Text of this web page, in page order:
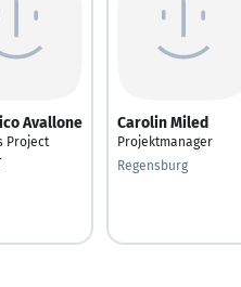
Avallone
Project
Carolin Miled
Projektmanager
Regensburg